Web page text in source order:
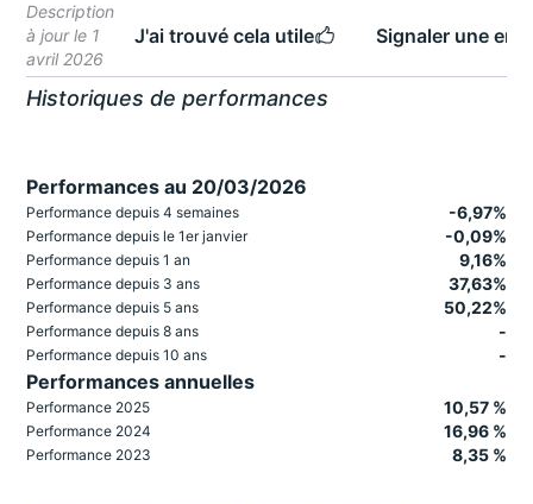
Description
à jour le 1
avril 2026
J'ai trouvé cela utile Signaler une
Historiques de performances
Performances au 20/03/2026
Performance depuis 4 semaines -6,97%
Performance depuis le 1er janvier -0,09%
Performance depuis 1 an 9,16%
Performance depuis 3 ans 37,63%
Performance depuis 5 ans 50,22%
Performance depuis 8 ans -
Performance depuis 10 ans -
Performances annuelles
Performance 2025 10,57 %
Performance 2024 16,96 %
Performance 2023 8,35 %